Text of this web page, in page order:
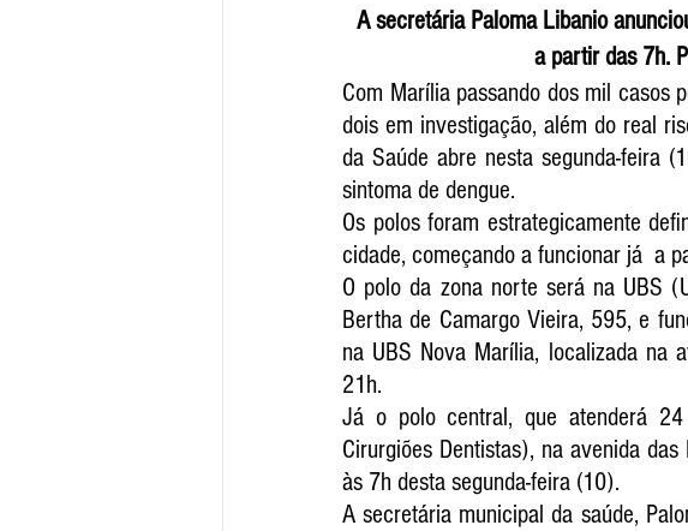
A secretária Paloma Libanio
a partir das 7h.
Com Marília passando dos mil casos
dois em investigação, além do real
da Saúde abre nesta segunda-feira
sintoma de dengue.
Os polos foram estrategicamente
cidade, começando a funcionar já  a
O polo da zona norte será na UBS
Bertha de Camargo Vieira, 595, e
na UBS Nova Marília, localizada na
21h.
Já o polo central, que atenderá
Cirurgiões Dentistas), na avenida
às 7h desta segunda-feira (10).
A secretária municipal da saúde,